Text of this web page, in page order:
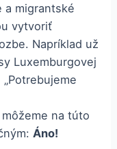
a migrantské
vytvoriť
Napríklad už
Luxemburgovej
na túto
Áno!